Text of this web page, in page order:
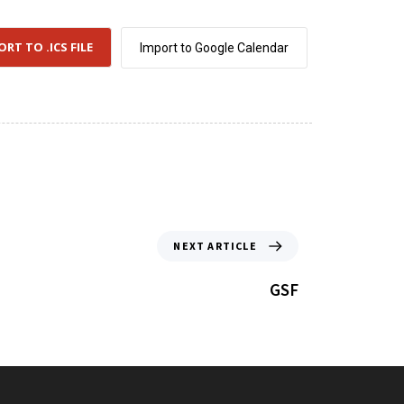
TO .ICS FILE Import to Google Calendar
NEXT ARTICLE
GSF